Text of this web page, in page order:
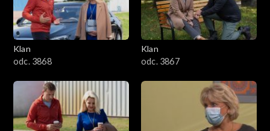
Klan
odc. 3868
Klan
odc. 3867